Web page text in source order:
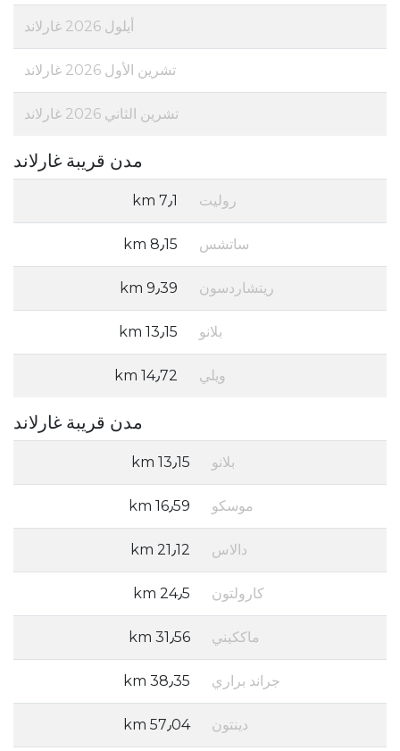
أيلول 2026 غارلاند
تشرين الأول 2026 غارلاند
تشرين الثاني 2026 غارلاند
مدن قريبة غارلاند
روليت 7٫1 km
ساتشس 8٫15 km
ريتشاردسون 9٫39 km
بلانو 13٫15 km
ويلي 14٫72 km
مدن قريبة غارلاند
بلانو 13٫15 km
موسكو 16٫59 km
دالاس 21٫12 km
كارولتون 24٫5 km
ماككيني 31٫56 km
جراند براري 38٫35 km
دينتون 57٫04 km